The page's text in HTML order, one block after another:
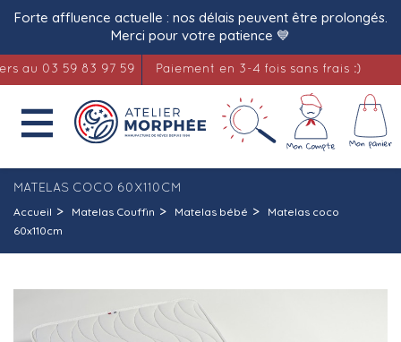
Forte affluence actuelle : nos délais peuvent être prolongés.
Merci pour votre patience 💙
59 83 97 59 Paiement en 3-4 fois sans frais :)

MATELAS COCO 60X110CM
Accueil Matelas Couffin Matelas bébé
Matelas coco
60x110cm